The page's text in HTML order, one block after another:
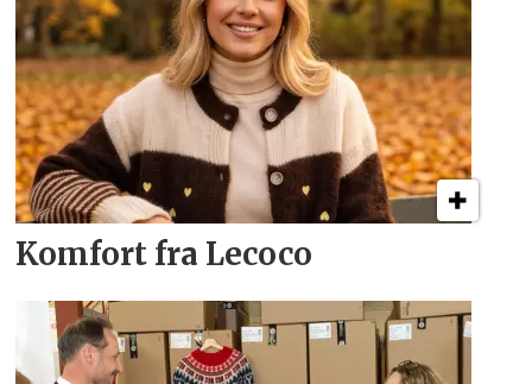
Komfort fra Lecoco